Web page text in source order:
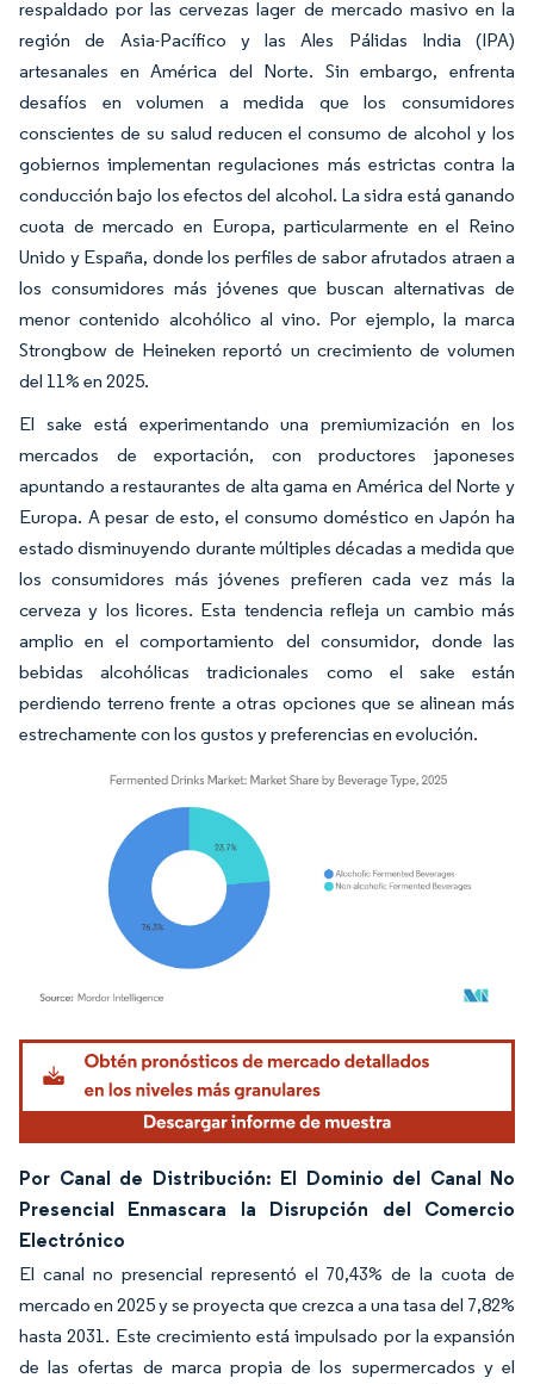
respaldado por las cervezas lager de mercado masivo en la
región de Asia-Pacífico y las Ales Pálidas India (IPA)
artesanales en América del Norte. Sin embargo, enfrenta
desafíos en volumen a medida que los consumidores
conscientes de su salud reducen el consumo de alcohol y los
gobiernos implementan regulaciones más estrictas contra la
conducción bajo los efectos del alcohol. La sidra está ganando
cuota de mercado en Europa, particularmente en el Reino
Unido y España, donde los perfiles de sabor afrutados atraen a
los consumidores más jóvenes que buscan alternativas de
menor contenido alcohólico al vino. Por ejemplo, la marca
Strongbow de Heineken reportó un crecimiento de volumen
del 11% en 2025.
El sake está experimentando una premiumización en los
mercados de exportación, con productores japoneses
apuntando a restaurantes de alta gama en América del Norte y
Europa. A pesar de esto, el consumo doméstico en Japón ha
estado disminuyendo durante múltiples décadas a medida que
los consumidores más jóvenes prefieren cada vez más la
cerveza y los licores. Esta tendencia refleja un cambio más
amplio en el comportamiento del consumidor, donde las
bebidas alcohólicas tradicionales como el sake están
perdiendo terreno frente a otras opciones que se alinean más
estrechamente con los gustos y preferencias en evolución.
Imagen © Mordor Intelligence. El uso requiere atribución según CC BY 4.0.
Por Canal de Distribución: El Dominio del Canal No
Presencial Enmascara la Disrupción del Comercio
Electrónico
El canal no presencial representó el 70,43% de la cuota de
mercado en 2025 y se proyecta que crezca a una tasa del 7,82%
hasta 2031. Este crecimiento está impulsado por la expansión
de las ofertas de marca propia de los supermercados y el